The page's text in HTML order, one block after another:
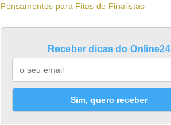
Pensamentos para Fitas de Finalistas
Receber dicas do Online24
Sim, quero receber